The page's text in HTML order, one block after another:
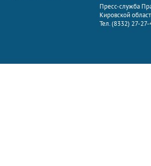
Пресс-служба
Кировской
Тел. (8332) 27-